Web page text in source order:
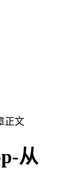
正文
从